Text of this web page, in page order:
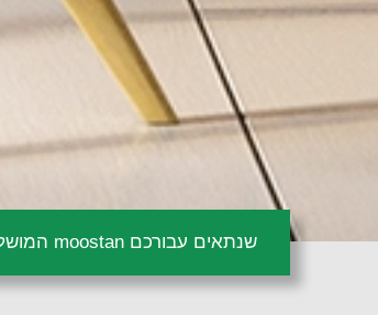
שנתאים עבורכם moostan המושלם?